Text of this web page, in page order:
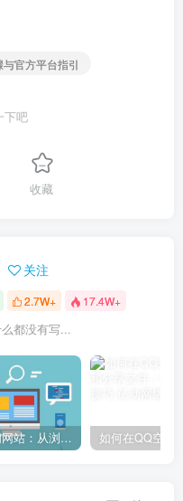
官方平台指引
下吧
收藏
关注
2.7W+ 17.4W+
都没有写...
如何访问网站：从浏览器输入到页面加载的完整步骤详解